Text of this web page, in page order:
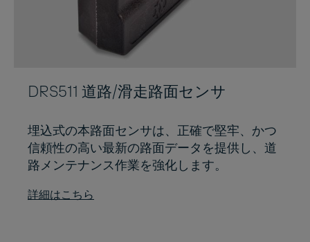
DRS511 道路/滑走路面センサ
埋込式の本路面センサは、正確で堅牢、かつ
信頼性の高い最新の路面データを提供し、道
路メンテナンス作業を強化します。
詳細はこちら